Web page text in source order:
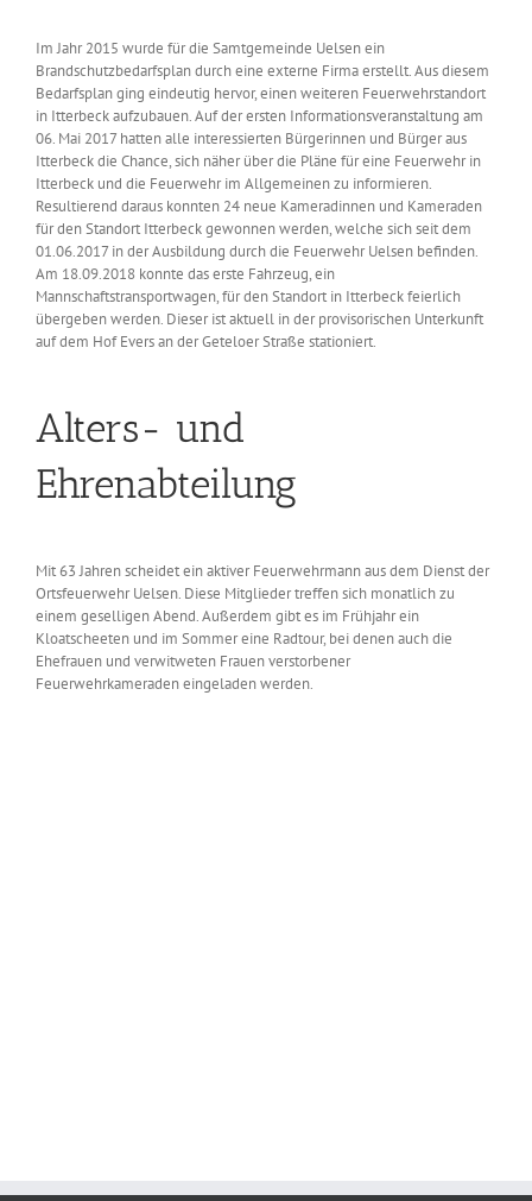
Im Jahr 2015 wurde für die Samtgemeinde Uelsen ein
Brandschutzbedarfsplan durch eine externe Firma erstellt. Aus diesem
Bedarfsplan ging eindeutig hervor, einen weiteren Feuerwehrstandort
in Itterbeck aufzubauen. Auf der ersten Informationsveranstaltung am
06. Mai 2017 hatten alle interessierten Bürgerinnen und Bürger aus
Itterbeck die Chance, sich näher über die Pläne für eine Feuerwehr in
Itterbeck und die Feuerwehr im Allgemeinen zu informieren.
Resultierend daraus konnten 24 neue Kameradinnen und Kameraden
für den Standort Itterbeck gewonnen werden, welche sich seit dem
01.06.2017 in der Ausbildung durch die Feuerwehr Uelsen befinden.
Am 18.09.2018 konnte das erste Fahrzeug, ein
Mannschaftstransportwagen, für den Standort in Itterbeck feierlich
übergeben werden. Dieser ist aktuell in der provisorischen Unterkunft
auf dem Hof Evers an der Geteloer Straße stationiert.
Alters- und
Ehrenabteilung
Mit 63 Jahren scheidet ein aktiver Feuerwehrmann aus dem Dienst der
Ortsfeuerwehr Uelsen. Diese Mitglieder treffen sich monatlich zu
einem geselligen Abend. Außerdem gibt es im Frühjahr ein
Kloatscheeten und im Sommer eine Radtour, bei denen auch die
Ehefrauen und verwitweten Frauen verstorbener
Feuerwehrkameraden eingeladen werden.